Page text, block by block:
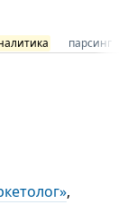
парсинг
,